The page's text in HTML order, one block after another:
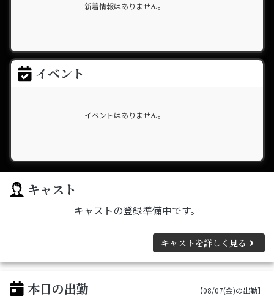
新着情報はありません。
イベント
イベントはありません。
キャスト
キャストの登録準備中です。
キャストを詳しく見る
本日の出勤
【08/07(金)の出勤】